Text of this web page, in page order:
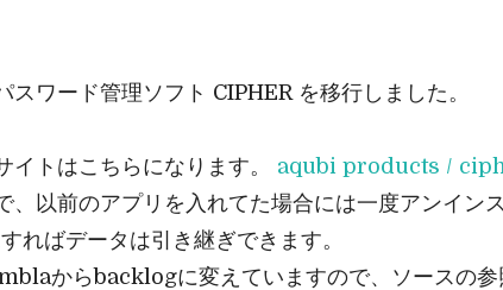
スワード管理ソフト CIPHER を移行しました。
イトはこちらになります。 aqubi products /
、以前のアプリを入れてた場合には一度アンイン
ればデータは引き継ぎできます。
からbacklogに変えていますので、ソースの参